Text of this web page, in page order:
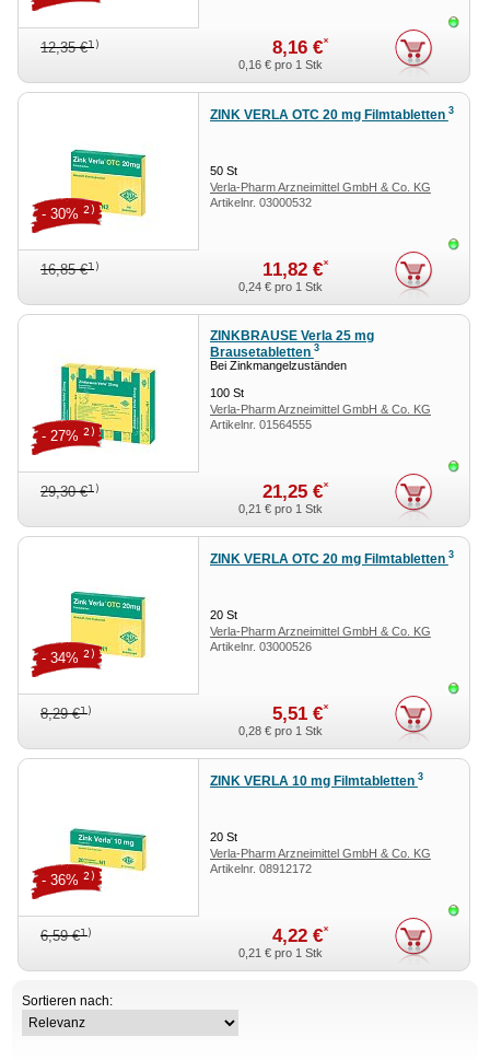
12,35 €1) 8,16 €*
0,16 €pro 1 Stk
ZINK VERLA OTC 20 mg Filmtabletten 3
50 St
Verla-Pharm Arzneimittel GmbH & Co. KG
Artikelnr. 03000532
16,85 €1) 11,82 €*
- 30%2)
0,24 €pro 1 Stk
ZINKBRAUSE Verla 25 mg
Brausetabletten 3
Bei Zinkmangelzuständen
100 St
Verla-Pharm Arzneimittel GmbH & Co. KG
Artikelnr. 01564555
29,30 €1) 21,25 €*
- 27%2)
0,21 €pro 1 Stk
ZINK VERLA OTC 20 mg Filmtabletten 3
20 St
Verla-Pharm Arzneimittel GmbH & Co. KG
Artikelnr. 03000526
8,29 €1) 5,51 €*
- 34%2)
0,28 €pro 1 Stk
ZINK VERLA 10 mg Filmtabletten 3
20 St
Verla-Pharm Arzneimittel GmbH & Co. KG
Artikelnr. 08912172
6,59 €1) 4,22 €*
- 36%2)
0,21 €pro 1 Stk
Sortieren nach: